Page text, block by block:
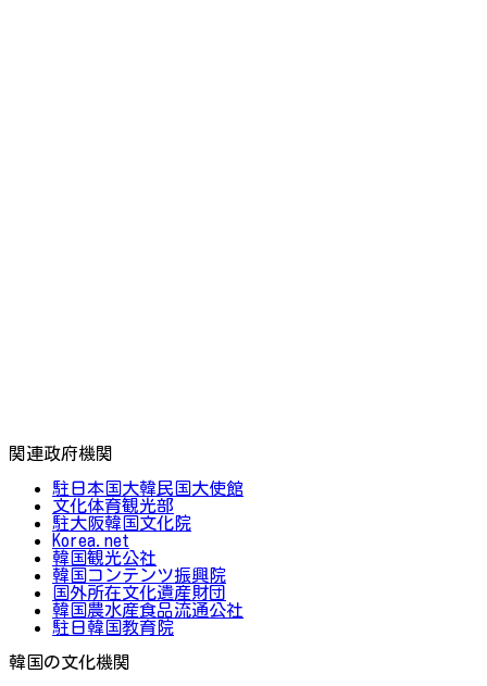
関連政府機関
駐日本国大韓民国大使館
文化体育観光部
駐大阪韓国文化院
Korea.net
韓国観光公社
韓国コンテンツ振興院
国外所在文化遺産財団
韓国農水産食品流通公社
駐日韓国教育院
韓国の文化機関